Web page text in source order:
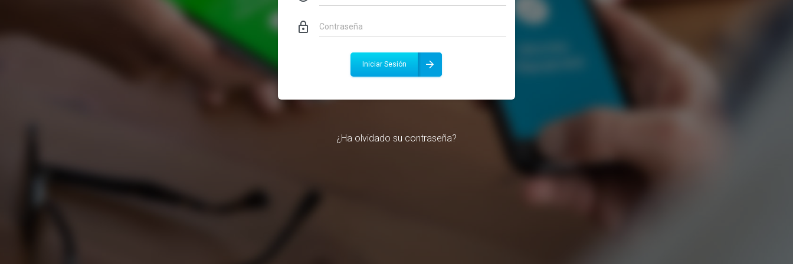
lock_outline
Iniciar Sesión
¿Ha olvidado su contraseña?